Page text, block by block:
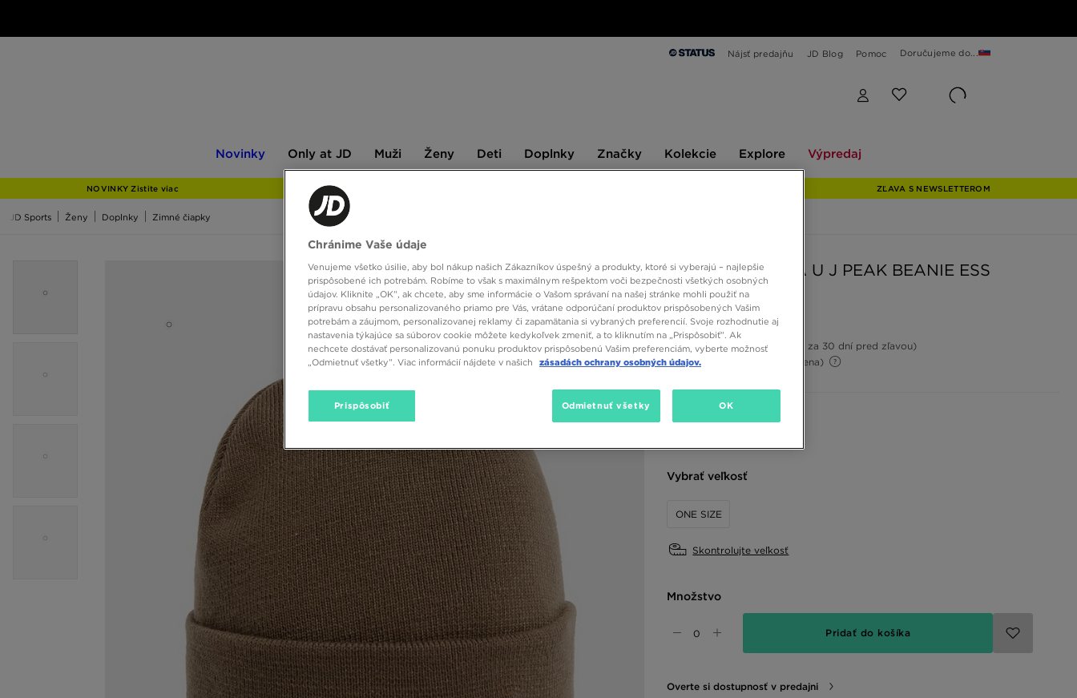
Nájsť predajňu JD Blog Pomoc Doručujeme do...
Novinky
JD
Only at JD Muži Ženy Deti Doplnky Značky Kolekcie Explore Výpredaj
NOVINKY Zistite viac ZĽAVA S NEWSLETTEROM
JD Sports Ženy Doplnky Zimné čiapky
JORDAN ČIAPKA U J PEAK BEANIE ESS
16,00 €
19,00 € -16%
(Najnižšia cena za 30 dní pred zľavou)
33,00 €
(Počiatočná cena)
Vybrať veľkosť
ONE SIZE
Skontrolujte veľkosť
Množstvo
Pridať do košíka
Overte si dostupnosť v predajni
Chránime Vaše údaje
Venujeme všetko úsilie, aby bol nákup našich Zákazníkov úspešný a produkty, ktoré si vyberajú – najlepšie
prispôsobené ich potrebám. Robíme to však s maximálnym rešpektom voči bezpečnosti všetkých osobných
údajov. Kliknite „OK”, ak chcete, aby sme informácie o Vašom správaní na našej stránke mohli použiť na
prípravu obsahu personalizovaného priamo pre Vás, vrátane odporúčaní produktov prispôsobených Vašim
potrebám a záujmom, personalizovanej reklamy či zapamätania si vybraných preferencií. Svoje rozhodnutie aj
nastavenia týkajúce sa súborov cookie môžete kedykoľvek zmeniť, a to kliknutím na „Prispôsobiť”. Ak
nechcete dostávať personalizovanú ponuku produktov prispôsobenú Vašim preferenciám, vyberte možnosť
„Odmietnuť všetky”. Viac informácií nájdete v našich
zásadách ochrany osobných údajov.
Prispôsobiť Odmietnuť všetky OK